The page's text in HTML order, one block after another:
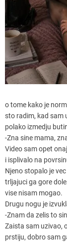
o tome kako je
sto radim, kad sam
polako izmedju
-Zna sine mama,
Video sam opet
i isplivalo na
Njeno stopalo je
trljajuci ga gore
vise nisam mogao.
Drugu nogu je
-Znam da zelis to
Zaista sam uzivao,
prstiju, dobro sam